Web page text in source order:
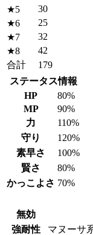
★5
30
★6
25
★7
32
★8
42
合計
179
ステータス情報
HP
80%
MP
90%
力
110%
守り
120%
素早さ
100%
賢さ
80%
かっこよさ 70%
無効
強耐性
マヌー